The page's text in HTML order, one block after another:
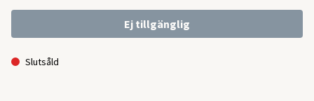
Ej tillgänglig
Slutsåld